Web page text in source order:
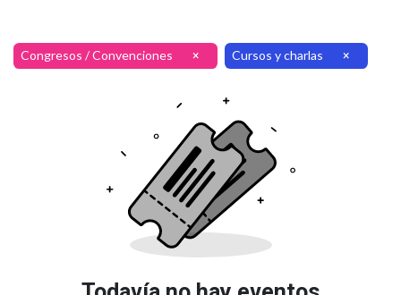
Congresos / Convenciones × Cursos y charlas ×